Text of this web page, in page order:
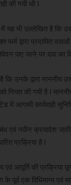
की गयी थी I
भी उल्लेखित है कि
द्वारा प्रदायित
पाए जाने पर दवा का
उनके द्वारा माननीय
की गयी है I माननीय
आगामी कार्यवाही
नवीन क्रयादेश
प्रक्रिया है I
आपूर्ति की प्रक्रिया
एक विधिमान्य एवं